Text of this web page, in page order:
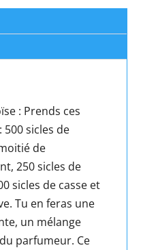
: Prends ces
sicles de
de
250 sicles de
sicles de casse et
Tu en feras une
un mélange
parfumeur. Ce